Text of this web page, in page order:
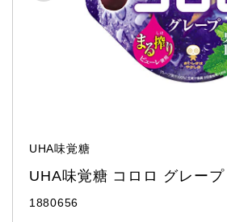
UHA味覚糖
UHA味覚糖 コロロ グレー
1880656